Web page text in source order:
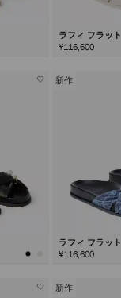
ラフィ フラット
¥116,600
新作
ラフィ フラット
¥116,600
新作